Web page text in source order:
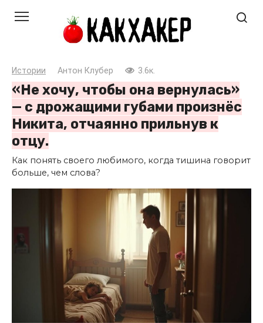
Истории Антон Клубер 3.6к.
«Не хочу, чтобы она вернулась»
— с дрожащими губами произнёс
Никита, отчаянно прильнув к
отцу.
Как понять своего любимого, когда тишина говорит
больше, чем слова?